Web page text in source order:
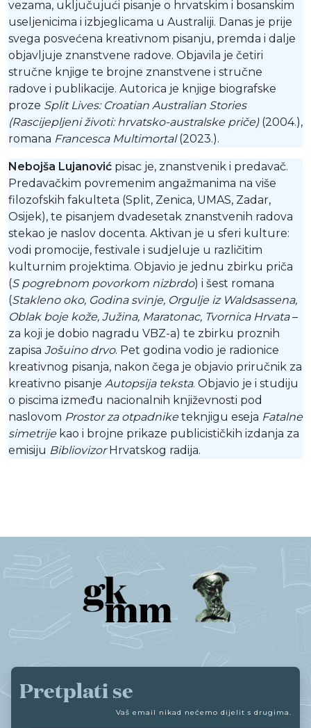
vezama, uključujući pisanje o hrvatskim i bosanskim
useljenicima i izbjeglicama u Australiji. Danas je prije
svega posvećena kreativnom pisanju, premda i dalje
objavljuje znanstvene radove. Objavila je četiri
stručne knjige te brojne znanstvene i stručne
radove i publikacije. Autorica je knjige biografske
proze Split Lives: Croatian Australian Stories
(Rascijepljeni životi: hrvatsko-australske priče)(2004.),
romana Francesca Multimortal(2023.).
Nebojša Lujanović pisac je, znanstvenik i predavač.
Predavačkim povremenim angažmanima na više
filozofskih fakulteta (Split, Zenica, UMAS, Zadar,
Osijek), te pisanjem dvadesetak znanstvenih radova
stekao je naslov docenta. Aktivan je u sferi kulture:
vodi promocije, festivale i sudjeluje u različitim
kulturnim projektima. Objavio je jednu zbirku priča
(S pogrebnom povorkom nizbrdo) i šest romana
(Stakleno oko, Godina svinje, Orgulje iz Waldsassena,
Oblak boje kože, Južina, Maratonac, Tvornica Hrvata–
za koji je dobio nagradu VBZ-a) te zbirku proznih
zapisa Jošuino drvo. Pet godina vodio je radionice
kreativnog pisanja, nakon čega je objavio priručnik za
kreativno pisanje Autopsija teksta. Objavio je i studiju
o piscima između nacionalnih književnosti pod
naslovom Prostor za otpadnike teknjigu eseja Fatalne
simetrije kao i brojne prikaze publicističkih izdanja za
emisiju BibliovizorHrvatskog radija.
Pretplati se
Vaš email nikad nećemo dijelit s drugima.